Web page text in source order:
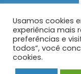
Usamos cookies
experiência mais
preferências e
todos”, você
cookies.